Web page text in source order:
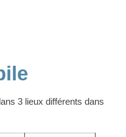
3 lieux différents dans